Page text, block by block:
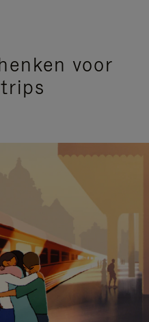
voor